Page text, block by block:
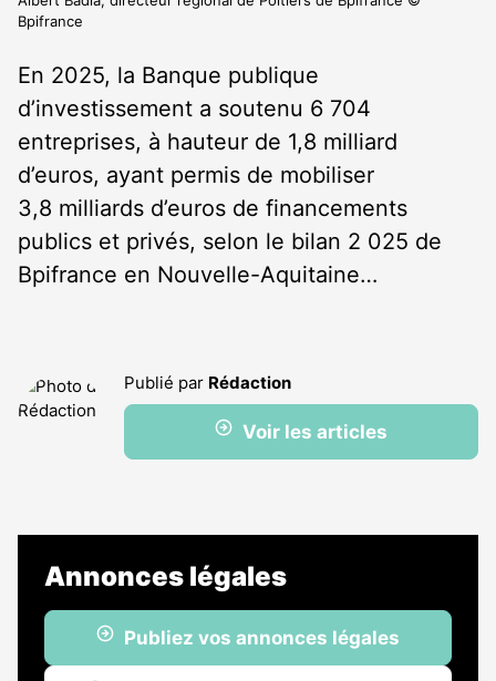
Bpifrance
En 2025, la Banque publique
d’investissement a soutenu 6 704
entreprises, à hauteur de 1,8 milliard
d’euros, ayant permis de mobiliser
3,8 milliards d’euros de financements
publics et privés, selon le bilan 2 025 de
Bpifrance en Nouvelle-Aquitaine…
Publié par Rédaction
Voir les articles
Annonces légales
Publiez vos annonces légales